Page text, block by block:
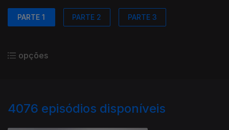
PARTE 1 PARTE 2 PARTE 3
opções
4076 episódios disponíveis